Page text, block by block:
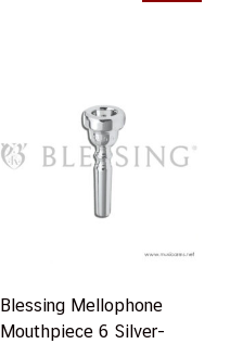
Blessing Mellophone
Mouthpiece 6 Silver-